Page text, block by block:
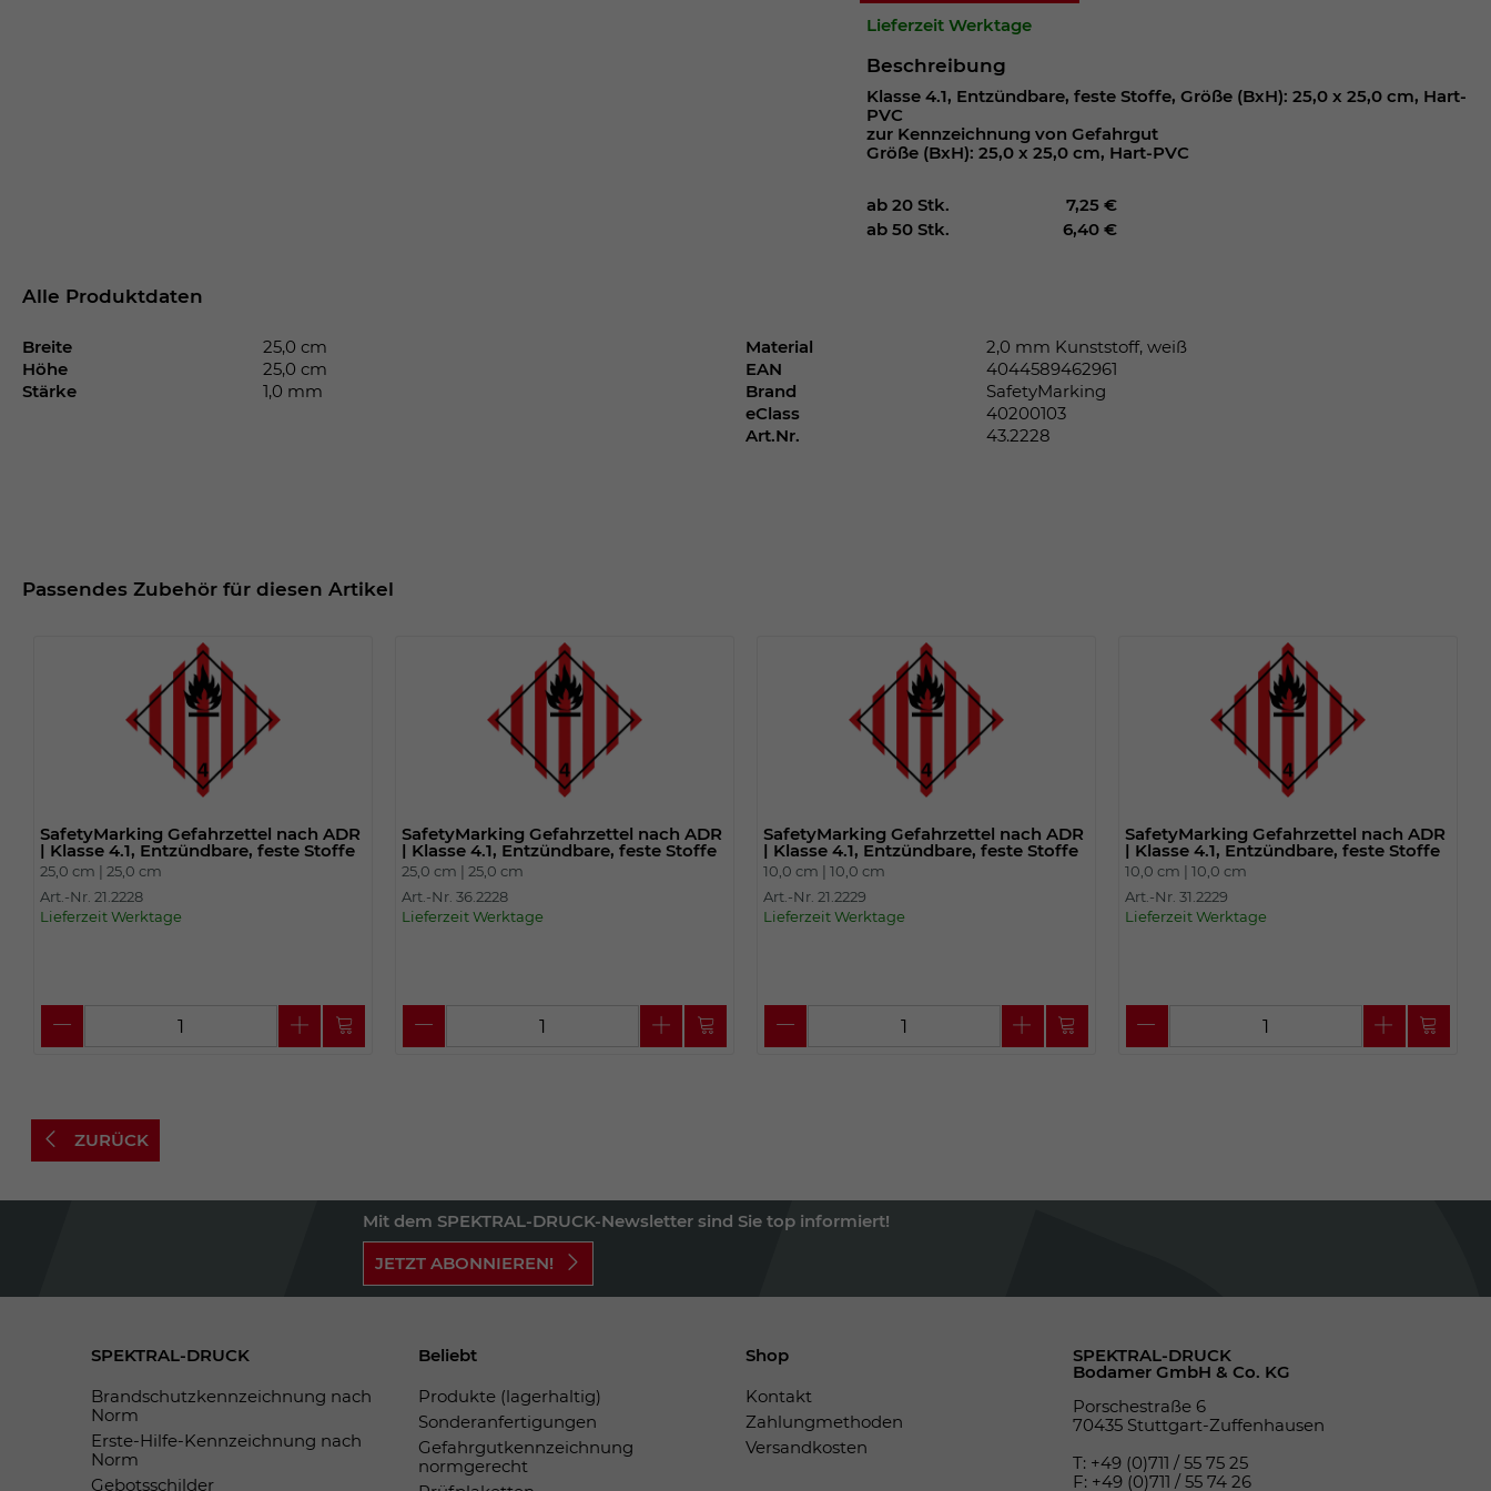
Lieferzeit Werktage
Beschreibung
Klasse 4.1, Entzündbare, feste Stoffe, Größe (BxH): 25,0 x 25,0 cm, Hart-
PVC
zur Kennzeichnung von Gefahrgut
Größe (BxH): 25,0 x 25,0 cm, Hart-PVC
ab 20 Stk.
7,25 €
ab 50 Stk.
6,40 €
Alle Produktdaten
Breite
25,0 cm
Höhe
25,0 cm
Stärke
1,0 mm
Material
2,0 mm Kunststoff, weiß
EAN
4044589462961
Brand
SafetyMarking
eClass
40200103
Art.Nr.
43.2228
Passendes Zubehör für diesen Artikel
SafetyMarking Gefahrzettel nach ADR
| Klasse 4.1, Entzündbare, feste Stoffe
25,0 cm |25,0 cm
Art.-Nr. 21.2228
Lieferzeit Werktage
SafetyMarking Gefahrzettel nach ADR
| Klasse 4.1, Entzündbare, feste Stoffe
25,0 cm |25,0 cm
Art.-Nr. 36.2228
Lieferzeit Werktage
SafetyMarking Gefahrzettel nach ADR
| Klasse 4.1, Entzündbare, feste Stoffe
10,0 cm | 10,0 cm
Art.-Nr. 21.2229
Lieferzeit Werktage
SafetyMarking Gefahrzettel nach ADR
| Klasse 4.1, Entzündbare, feste Stoffe
10,0 cm | 10,0 cm
Art.-Nr. 31.2229
Lieferzeit Werktage
ZURÜCK
Mit dem SPEKTRAL-DRUCK-Newsletter sind Sie top informiert!
JETZT ABONNIEREN!
SPEKTRAL-DRUCK
Brandschutzkennzeichnung nach
Norm
Erste-Hilfe-Kennzeichnung nach
Norm
Gebotsschilder
Beliebt
Produkte (lagerhaltig)
Sonderanfertigungen
Gefahrgutkennzeichnung
normgerecht
Shop
Kontakt
Zahlungmethoden
Versandkosten
SPEKTRAL-DRUCK
Bodamer GmbH & Co. KG
Porschestraße 6
70435 Stuttgart-Zuffenhausen
T: +49 (0)711 / 55 75 25
F: +49 (0)711 / 55 74 26
Dieses Cookie wird verwendet, um Ihre
Cookie-Einstellungen für diese Website zu
Name
Anbieter TYPO3
Laufzeit
Zweck
Webseite anmeldet. Dient zum festhalten
des Login Status.